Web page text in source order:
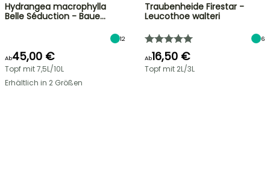
Hydrangea macrophylla
Belle Séduction - Baue…
12
Ab45,00 €
Topf mit 7,5L/10L
Erhältlich in 2 Größen
Traubenheide Firestar -
Leucothoe walteri
6
Ab16,50 €
Topf mit 2L/3L